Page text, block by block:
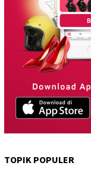
TOPIK POPULER